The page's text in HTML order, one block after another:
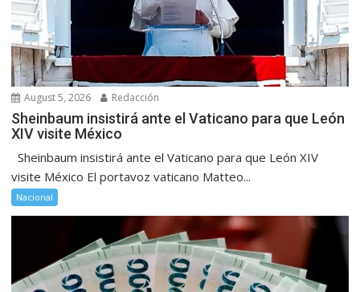
August 5, 2026 Redacción
Sheinbaum insistirá ante el Vaticano para que León
XIV visite México
Sheinbaum insistirá ante el Vaticano para que León XIV
visite México El portavoz vaticano Matteo...
Nacional